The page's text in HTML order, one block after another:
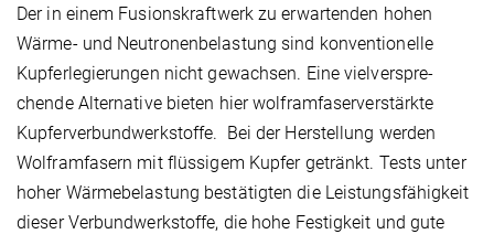
Der in einem Fusionskraftwerk zu erwarten­den hohen
Wärme- und Neutronen­belastung sind konventionelle
Kupfer­legierungen nicht gewachsen. Eine vielver­spre­
chende Alternative bieten hier wolfram­faser­verstärkte
Kupfer­verbund­­werkstoffe. Bei der Herstellung werden
Wolframfasern mit flüssigem Kupfer getränkt. Tests unter
hoher Wärme­belastung bestätigten die Leistungs­fähigkeit
dieser Verbundwerk­stoffe, die hohe Festigkeit und gute